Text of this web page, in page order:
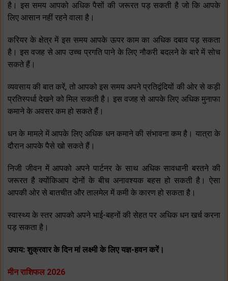
है। इस समय आपको अधिक पैसों की जरूरत पड़ सकती है जो कि आपके
लिए आसान नहीं रहने वाला है।
करियर के क्षेत्र में इस समय आपके ऊपर काम का अधिक दबाव पड़ सकता
है। इस वजह से आप उच्‍च प्रगति पाने के लिए नौकरी बदलने के बारे में सोच
सकते हैं।
व्‍यवसाय की बात करें, तो आपको इस समय अपने प्रतिद्वंदियों की ओर से कड़ी
प्रतिस्‍पर्धा देखने को मिल सकती है। इस वजह से आपके लिए अधिक मुनाफा
कमाने के अवसर कम हो सकते हैं।
धन के मामले में आपके लिए अधिक धन कमाने की संभावना कम है। यात्रा के
दौरान आपके पैसे खो सकते हैं।
निजी जीवन में आपको अपने पार्टनर के साथ अधिक सावधानी बरतने की
जरूरत है क्‍योंकिआप दोनों के बीच अनावश्‍यक बहस हो सकती है। ऐसा
आपकी ओर से बातचीत और तालमेल में कमी के कारण हो सकता है।
स्‍वास्‍थ्‍य के स्‍तर आपको अपने भाई-बहनों की सेहत पर अधिक धन खर्च करना
पड़ सकता है।
उपाय: शुक्रवार के दिन मां लक्ष्‍मी के लिए यज्ञ-हवन करें।
मीन राशिफल 2026